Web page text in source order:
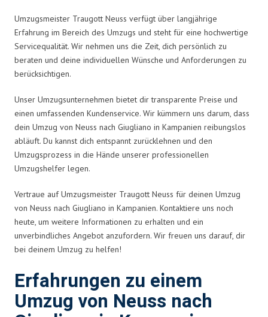
Umzugsmeister Traugott Neuss verfügt über langjährige
Erfahrung im Bereich des Umzugs und steht für eine hochwertige
Servicequalität. Wir nehmen uns die Zeit, dich persönlich zu
beraten und deine individuellen Wünsche und Anforderungen zu
berücksichtigen.
Unser Umzugsunternehmen bietet dir transparente Preise und
einen umfassenden Kundenservice. Wir kümmern uns darum, dass
dein Umzug von Neuss nach Giugliano in Kampanien reibungslos
abläuft. Du kannst dich entspannt zurücklehnen und den
Umzugsprozess in die Hände unserer professionellen
Umzugshelfer legen.
Vertraue auf Umzugsmeister Traugott Neuss für deinen Umzug
von Neuss nach Giugliano in Kampanien. Kontaktiere uns noch
heute, um weitere Informationen zu erhalten und ein
unverbindliches Angebot anzufordern. Wir freuen uns darauf, dir
bei deinem Umzug zu helfen!
Erfahrungen zu einem
Umzug von Neuss nach